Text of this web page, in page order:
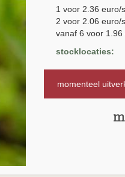
1 voor 2.36 euro/
2 voor 2.06 euro/
vanaf 6 voor 1.96
stocklocaties:
momenteel